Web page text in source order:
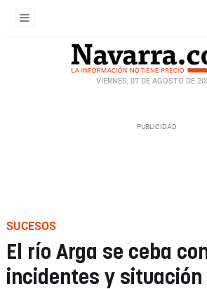
VIERNES, 07 DE AGOSTO DE
SUCESOS
El río Arga se ceba
incidentes y situación